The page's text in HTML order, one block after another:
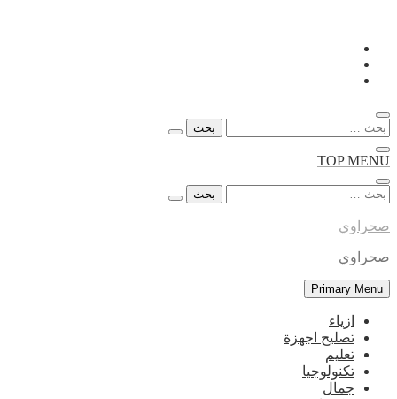
Skip
content
البحث
TOP MENU
البحث
صحراوي
صحراوي
Primary Menu
ازياء
تصليح اجهزة
تعليم
تكنولوجيا
جمال